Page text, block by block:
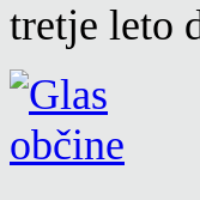
tretje leto